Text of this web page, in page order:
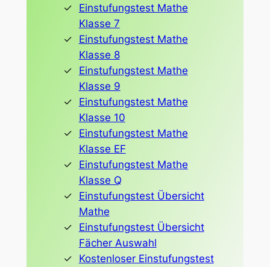
Einstufungstest Mathe
Klasse 7
Einstufungstest Mathe
Klasse 8
Einstufungstest Mathe
Klasse 9
Einstufungstest Mathe
Klasse 10
Einstufungstest Mathe
Klasse EF
Einstufungstest Mathe
Klasse Q
Einstufungstest Übersicht
Mathe
Einstufungstest Übersicht
Fächer Auswahl
Kostenloser Einstufungstest